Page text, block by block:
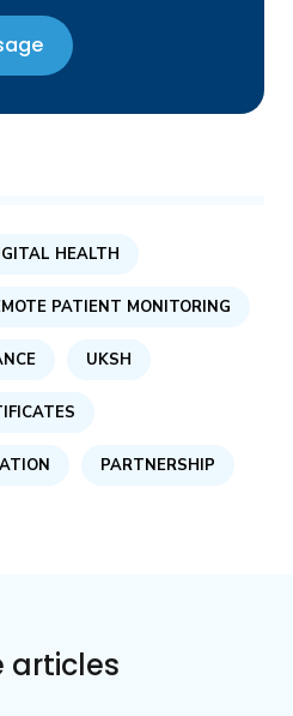
HEALTH
PATIENT MONITORING
UKSH
PARTNERSHIP
articles